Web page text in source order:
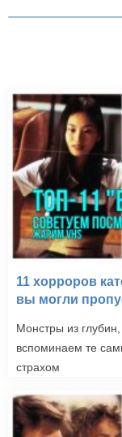
11 хорроров
вы могли
Монстры из
вспоминаем те
страхом